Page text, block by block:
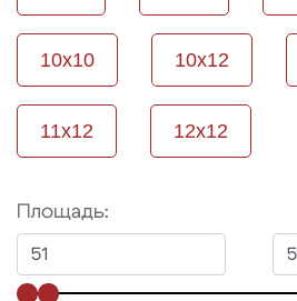
10х10 10х12
11х12 12х12
Площадь: